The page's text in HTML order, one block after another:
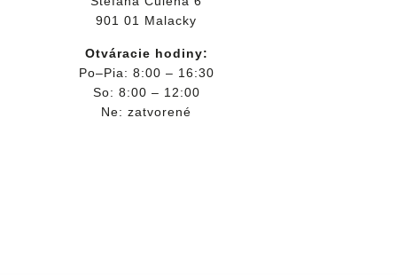
901 01 Malacky
Otváracie hodiny:
Po–Pia: 8:00 – 16:30
So: 8:00 – 12:00
Ne: zatvorené